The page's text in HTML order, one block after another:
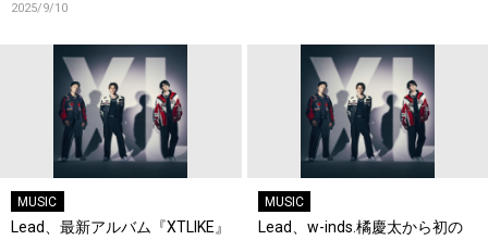
2025/9/10
MUSIC
Lead、最新アルバム『XTLIKE』
MUSIC
Lead、w-inds.橘慶太から初の